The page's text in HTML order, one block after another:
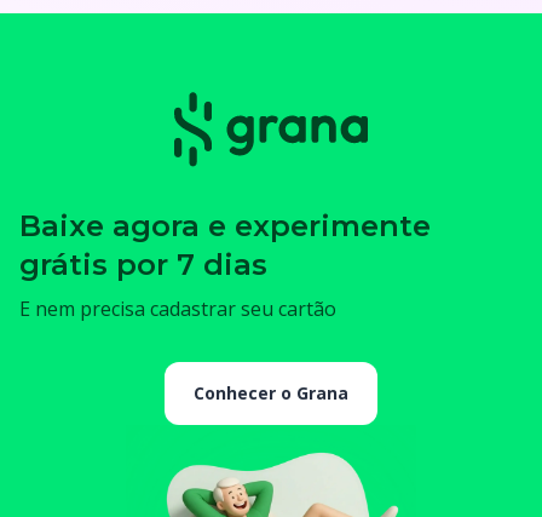
Baixe agora e experimente
grátis por 7 dias
E nem precisa cadastrar seu cartão
Conhecer o Grana